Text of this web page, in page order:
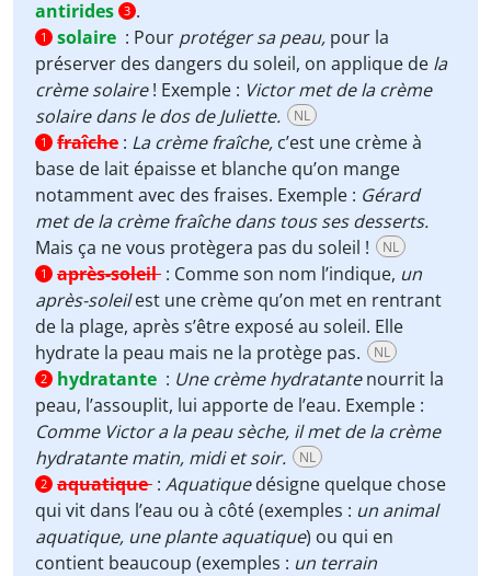
antirides 3 .
1 solaire : Pour protéger sa peau, pour la
préserver des dangers du soleil, on applique de la
crème solaire! Exemple : Victor met de la crème
solaire dans le dos de Juliette.
NL
1 fraîche : La crème fraîche, c’est une crème à
base de lait épaisse et blanche qu’on mange
notamment avec des fraises. Exemple : Gérard
met de la crème fraîche dans tous ses desserts.
Mais ça ne vous protègera pas du soleil !
NL
1 après-soleil : Comme son nom l’indique, un
après-soleilest une crème qu’on met en rentrant
de la plage, après s’être exposé au soleil. Elle
hydrate la peau mais ne la protège pas.
NL
2 hydratante : Une crème hydratantenourrit la
peau, l’assouplit, lui apporte de l’eau. Exemple :
Comme Victor a la peau sèche, il met de la crème
hydratante matin, midi et soir.
NL
2 aquatique : Aquatiquedésigne quelque chose
qui vit dans l’eau ou à côté (exemples : un animal
aquatique, une plante aquatique) ou qui en
contient beaucoup (exemples : un terrain